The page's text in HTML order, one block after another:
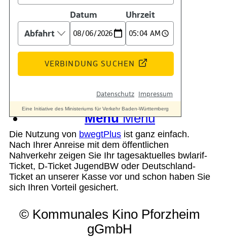
Suche
Menü Menü
Die Nutzung von bwegtPlus ist ganz einfach.
Nach Ihrer Anreise mit dem öffentlichen
Nahverkehr zeigen Sie Ihr tagesaktuelles bwlarif-
Ticket, D-Ticket JugendBW oder Deutschland-
Ticket an unserer Kasse vor und schon haben Sie
sich Ihren Vorteil gesichert.
© Kommunales Kino Pforzheim
gGmbH